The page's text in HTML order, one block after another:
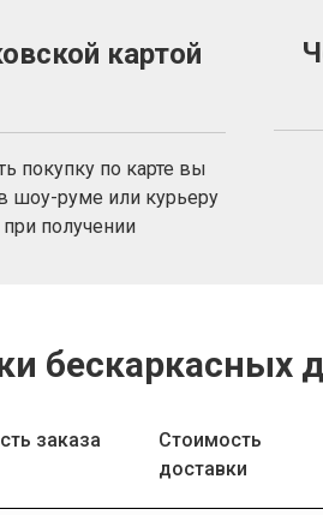
картой
покупку по карте вы
шоу-руме или курьеру
при получении
бескаркасных
заказа
Стоимость
доставки